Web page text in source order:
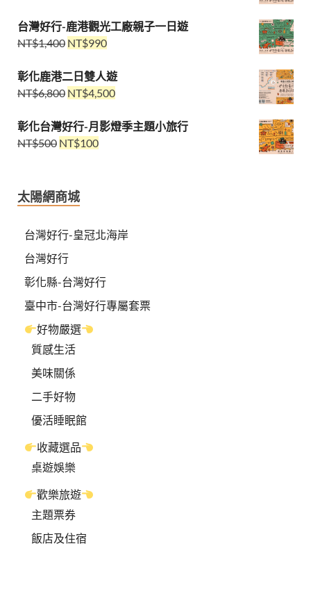
台灣好行-鹿港觀光工廠親子一日遊
NT$1,400 NT$990
彰化鹿港二日雙人遊
NT$6,800 NT$4,500
彰化台灣好行-月影燈季主題小旅行
NT$500 NT$100
太陽網商城
台灣好行-皇冠北海岸
台灣好行
彰化縣-台灣好行
臺中市-台灣好行專屬套票
好物嚴選
質感生活
美味關係
二手好物
優活睡眠館
收藏選品
桌遊娛樂
歡樂旅遊
主題票券
飯店及住宿